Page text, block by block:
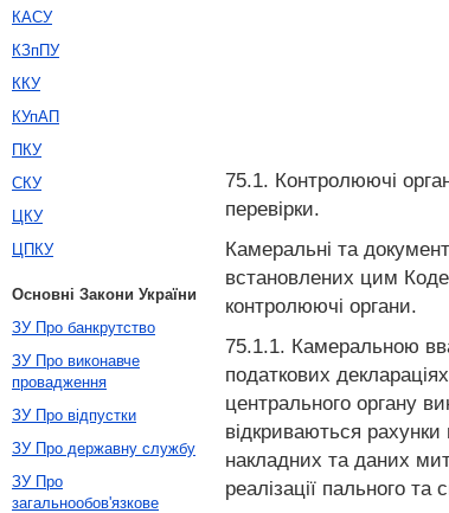
75.1. Контролюючі
перевірки.
Камеральні та
встановлених цим
контролюючі органи.
75.1.1. Камеральною
податкових
центрального органу
відкриваються
накладних та даних
реалізації пального та
КАСУ
КЗпПУ
ККУ
КУпАП
ПКУ
СКУ
ЦКУ
ЦПКУ
Основні Закони України
ЗУ Про банкрутство
ЗУ Про виконавче
провадження
ЗУ Про відпустки
ЗУ Про державну службу
ЗУ Про
загальнообов'язкове